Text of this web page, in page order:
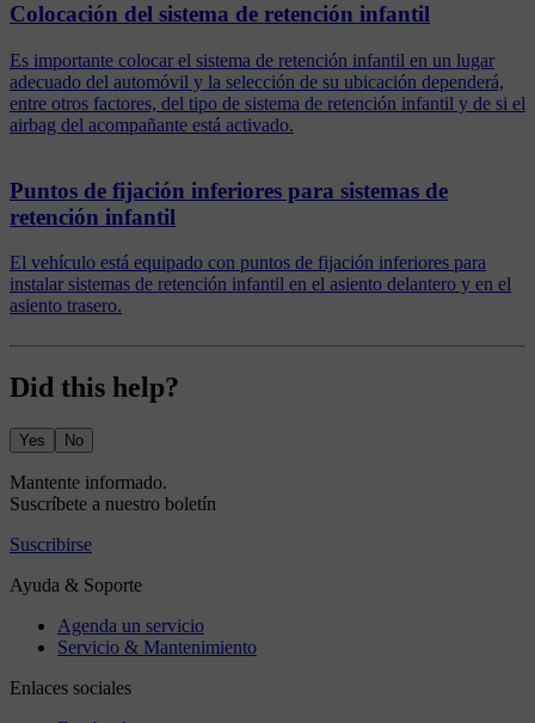
Colocación del sistema de retención infantil
Es importante colocar el sistema de retención infantil en un lugar
adecuado del automóvil y la selección de su ubicación dependerá,
entre otros factores, del tipo de sistema de retención infantil y de si el
airbag del acompañante está activado.
Puntos de fijación inferiores para sistemas de
retención infantil
El vehículo está equipado con puntos de fijación inferiores para
instalar sistemas de retención infantil en el asiento delantero y en el
asiento trasero.
Did this help?
Yes No